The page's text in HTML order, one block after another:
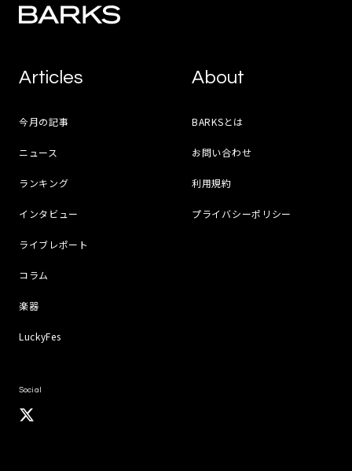
Articles
今月の記事
ニュース
ランキング
インタビュー
ライブレポート
コラム
楽器
LuckyFes
About
BARKSとは
お問い合わせ
利用規約
プライバシーポリシー
Social